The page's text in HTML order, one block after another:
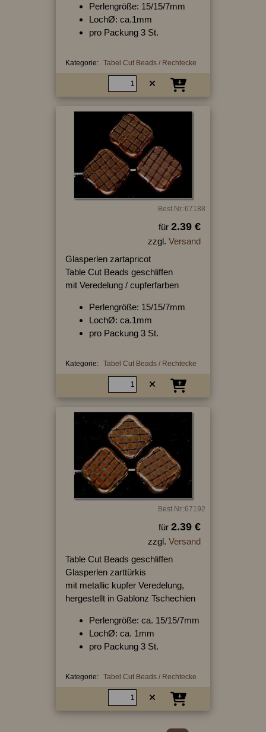
Perlengröße: 15/15/7mm
LochØ: ca.1mm
pro Packung 3 St.
Kategorie: Tabel Cut Beads / Rechtecke
Best.Nr.:67188
für 2.39 €
zzgl. Versand
Glasperlen zartapricot
Table Cut Beads geschliffen
mit Veredelung / cupferfarben
Perlengröße: 15/15/7mm
LochØ: ca.1mm
pro Packung 3 St.
Kategorie: Tabel Cut Beads / Rechtecke
Best.Nr.:67192
für 2.39 €
zzgl. Versand
Table Cut Beads geschliffen
Glasperlen zarttürkis
mit metallic kupfer Veredelung,
hergestellt in Gablonz Tschechien
Perlengröße: ca. 15/15/7mm
LochØ: ca. 1mm
pro Packung 3 St.
Kategorie: Tabel Cut Beads / Rechtecke